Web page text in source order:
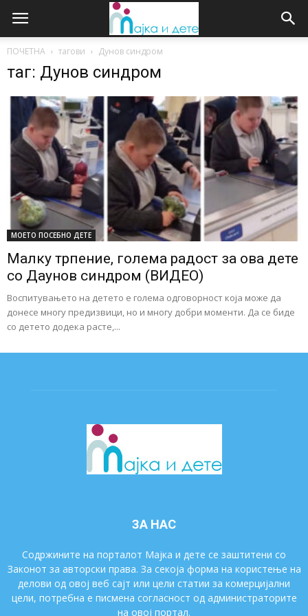
ПОЧЕТНА тагови Дунов синдром
таг: Дунов синдром
МОЕТО ПОСЕБНО ДЕТЕ
Малку трпение, голема радост за ова дете
со Даунов синдром (ВИДЕО)
Воспитувањето на детето е голема одговорност која може да
донесе многу предизвици, но и многу добри моменти. Да се ​​биде
со детето додека расте,...
ЗА НАС
Содржините на порталот Мајка и дете се заштитени со
Законот за авторски права. За секоја форма на користење на
делови од овој веб сајт или цели статии за комерцијални
цели, потребна е писмена согласност од администраторите
на овој портал.